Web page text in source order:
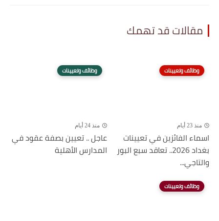
مقالات قد تهمك
وظائف وتعيينات
منذ 23 أيام
اسماء الفائزين في تعيينات
بغداد 2026.. تعاقد سبع البور
والتاجي...
وظائف وتعيينات
منذ 24 أيام
عاجل .. تعيين بصفة عقود في
المدارس الأهلية
وظائف وتعيينات